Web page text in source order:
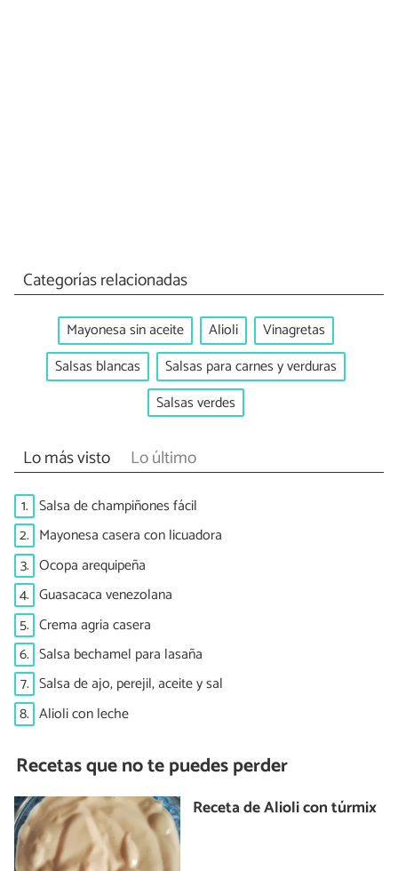
Categorías relacionadas
Mayonesa sin aceite Alioli
Vinagretas
Salsas blancas
Salsas para carnes y verduras
Salsas verdes
Lo más visto Lo último
1. Salsa de champiñones fácil
2. Mayonesa casera con licuadora
3. Ocopa arequipeña
4. Guasacaca venezolana
5. Crema agria casera
6. Salsa bechamel para lasaña
7. Salsa de ajo, perejil, aceite y sal
8. Alioli con leche
Recetas que no te puedes perder
Receta de Alioli con túrmix